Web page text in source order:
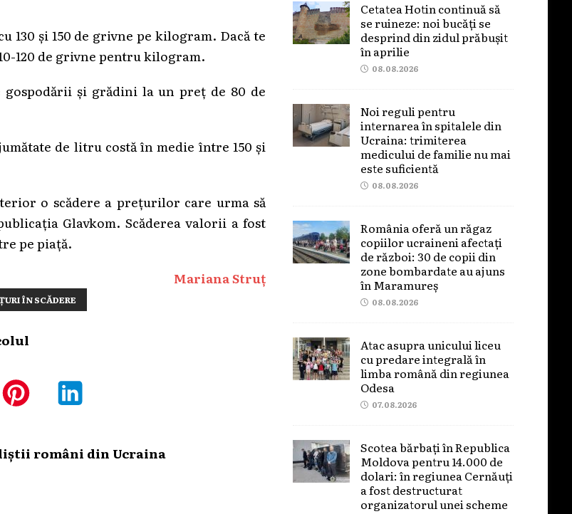
130 și 150 de grivne pe kilogram. Dacă te
120 de grivne pentru kilogram.
și grădini la un preț de 80 de
de litru costă în medie între 150 și
o scădere a prețurilor care urma să
Glavkom. Scăderea valorii a fost
pe piață.
Mariana Struț
ÎN SCĂDERE
români din Ucraina
Cetatea Hotin continuă să
se ruineze: noi bucăți se
desprind din zidul prăbușit
în aprilie
08.08.2026
Noi reguli pentru
internarea în spitalele din
Ucraina: trimiterea
medicului de familie nu mai
este suficientă
08.08.2026
România oferă un răgaz
copiilor ucraineni afectați
de război: 30 de copii din
zone bombardate au ajuns
în Maramureș
08.08.2026
Atac asupra unicului liceu
cu predare integrală în
limba română din regiunea
Odesa
07.08.2026
Scotea bărbați în Republica
Moldova pentru 14.000 de
dolari: în regiunea Cernăuți
a fost destructurat
organizatorul unei scheme